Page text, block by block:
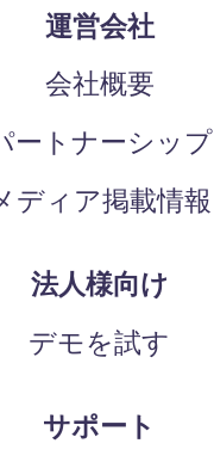
運営会社
会社概要
ートナーシップ
ディア掲載情報
法人様向け
デモを試す
サポート